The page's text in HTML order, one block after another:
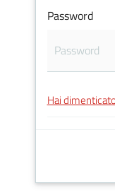
5x1000
Password
Hai